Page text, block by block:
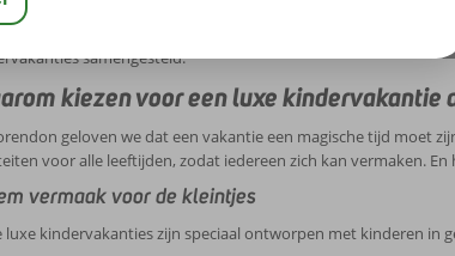
je betoveren door de ultieme luxe kindervakantie met all
niet altijd even gemakkelijk is. Daarom hebben we
samengesteld.
kiezen voor eenluxe kindervakantie
geloven we dat een vakantie een magische tijd moet
voor alle leeftijden, zodat iedereen zich kan vermaken. En
vermaak voor de kleintjes
luxe kindervakanties zijn speciaal ontworpen met kinderen in